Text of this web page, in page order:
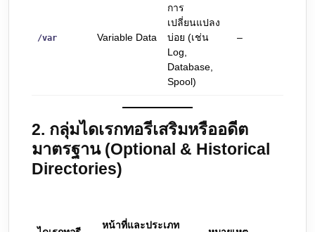
/var Variable Data
การ
เปลี่ยนแปลง
บ่อย (เช่น
Log,
Database,
Spool)
–
2. กลุ่มไดเรกทอรีเสริมหรืออดีต
มาตรฐาน (Optional & Historical
Directories)
หน้าที่และประเภท